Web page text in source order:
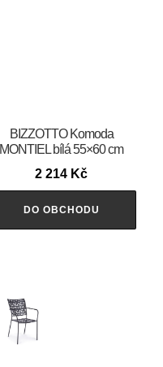
BIZZOTTO Komoda
MONTIEL bílá 55×60 cm
2 214 Kč
DO OBCHODU